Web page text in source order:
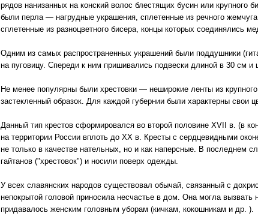
рядов нанизанных на конский волос блестящих бусин или
были перла — нагрудные украшения, сплетенные из речного
сплетенные из разноцветного бисера, концы которых соединялись
Одним из самых распространенных украшений были поддушники
на пуговицу. Спереди к ним пришивались подвески длиной в 30 см
Не менее популярны были хрестовки — неширокие ленты из
застекленный образок. Для каждой губернии были характерны свои
Данный тип крестов сформировался во второй половине XVII в. (в
на территории России вплоть до XX в. Кресты с сердцевидными
не только в качестве нательных, но и как наперсные. В последнем
гайтанов ("хрестовок") и носили поверх одежды.
У всех славянских народов существовал обычай, связанный с
непокрытой головой приносила несчастье в дом. Она могла
придавалось женским головным уборам (кичкам, кокошникам и др. ).